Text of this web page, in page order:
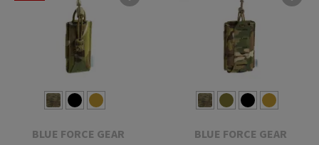
BLUE FORCE GEAR BLUE FORCE GEAR